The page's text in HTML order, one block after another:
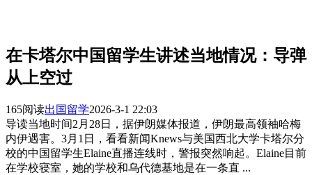
在卡塔尔中国留学生讲述当地情况：导弹
从上空过
165阅读出国留学2026-3-1 22:03
导读当地时间2月28日，据伊朗媒体报道，伊朗最高领袖哈梅
内伊遇害。3月1日，看看新闻Knews与美国西北大学卡塔尔分
校的中国留学生Elaine直播连线时，警报突然响起。Elaine目前
在学校寝室，她的学校和乌代德基地是在一条直 ...